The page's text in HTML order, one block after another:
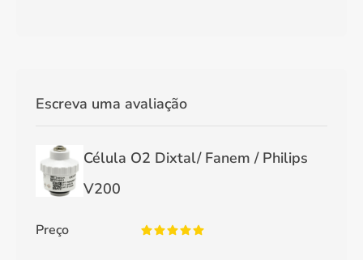
Escreva uma avaliação
Célula O2 Dixtal/ Fanem / Philips
V200
Preço